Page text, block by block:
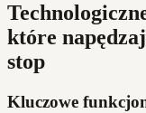
które
stop
Kluczowe